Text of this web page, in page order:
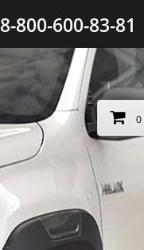
8-800-600-83-81
0